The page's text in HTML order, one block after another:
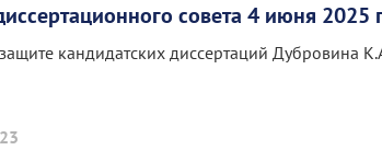
совета 4 июня 2025
кандидатских диссертаций Дубровина